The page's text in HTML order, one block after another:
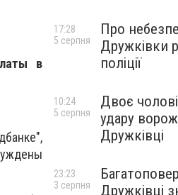
в
Про
Дружківки
поліції
17:28
5 серпня
Двоє
удару
Дружківці
10:24
5 серпня
Дружківці
23:23
3 серпня